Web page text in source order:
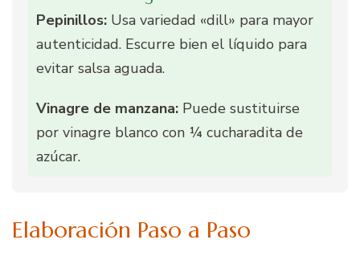
Pepinillos: Usa variedad «dill» para mayor
autenticidad. Escurre bien el líquido para
evitar salsa aguada.
Vinagre de manzana: Puede sustituirse
por vinagre blanco con ¼ cucharadita de
azúcar.
Elaboración Paso a Paso